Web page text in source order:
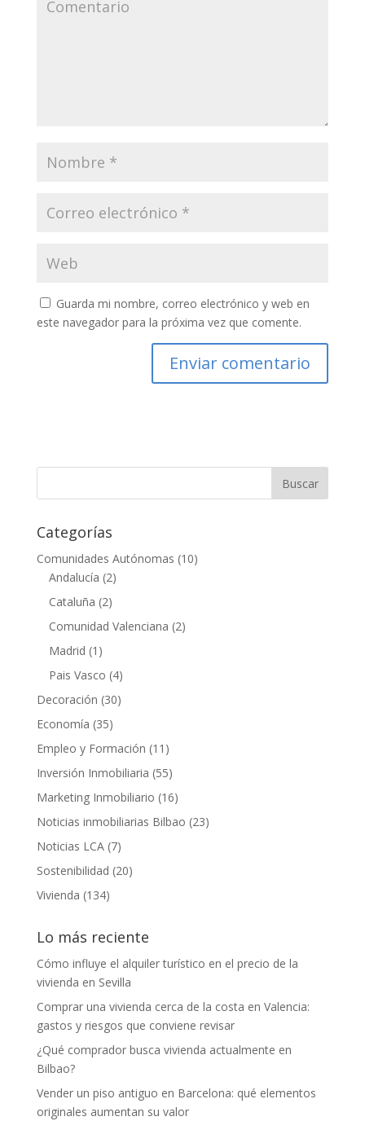
Guarda mi nombre, correo electrónico y web en
este navegador para la próxima vez que comente.
Categorías
Comunidades Autónomas (10)
Andalucía (2)
Cataluña (2)
Comunidad Valenciana (2)
Madrid (1)
Pais Vasco (4)
Decoración (30)
Economía (35)
Empleo y Formación (11)
Inversión Inmobiliaria (55)
Marketing Inmobiliario (16)
Noticias inmobiliarias Bilbao (23)
Noticias LCA(7)
Sostenibilidad (20)
Vivienda (134)
Lo más reciente
Cómo influye el alquiler turístico en el precio de la
vivienda en Sevilla
Comprar una vivienda cerca de la costa en Valencia:
gastos y riesgos que conviene revisar
¿Qué comprador busca vivienda actualmente en
Bilbao?
Vender un piso antiguo en Barcelona: qué elementos
originales aumentan su valor